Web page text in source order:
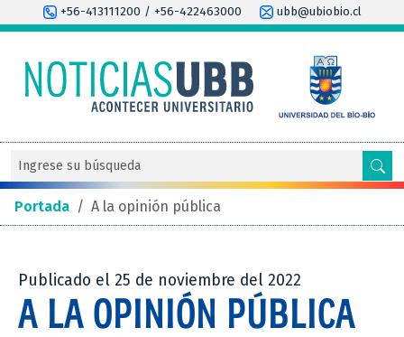
+56-413111200 / +56-422463000 ubb@ubiobio.cl
Portada / A la opinión pública
Publicado el 25 de noviembre del 2022
A LA OPINIÓN PÚBLICA